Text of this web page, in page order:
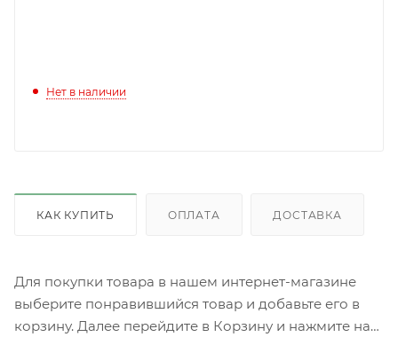
Нет в наличии
КАК КУПИТЬ ОПЛАТА ДОСТАВКА
Для покупки товара в нашем интернет-магазине
выберите понравившийся товар и добавьте его в
корзину. Далее перейдите в Корзину и нажмите на